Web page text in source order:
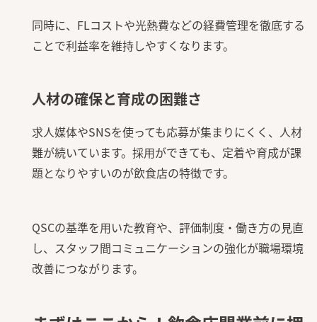
同時に、FLコストや光熱費などの経費管理を徹底する
ことで利益率を維持しやすくなります。
人材の確保と育成の困難さ
求人媒体やSNSを使っても応募が集まりにくく、人材
難が続いています。採用ができても、定着や育成が課
題となりやすいのが飲食店の特徴です。
QSCの基準を用いた教育や、評価制度・働き方の見直
し、スタッフ間コミュニケーションの強化が職場環境
改善につながります。